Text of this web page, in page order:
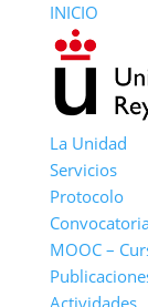
INICIO
La Unidad
Servicios
Protocolo
MOOC –